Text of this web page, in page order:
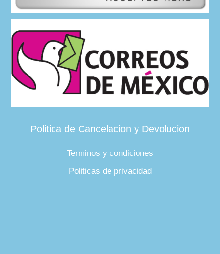
Politica de Cancelacion y Devolucion
Terminos y condiciones
Politicas de privacidad